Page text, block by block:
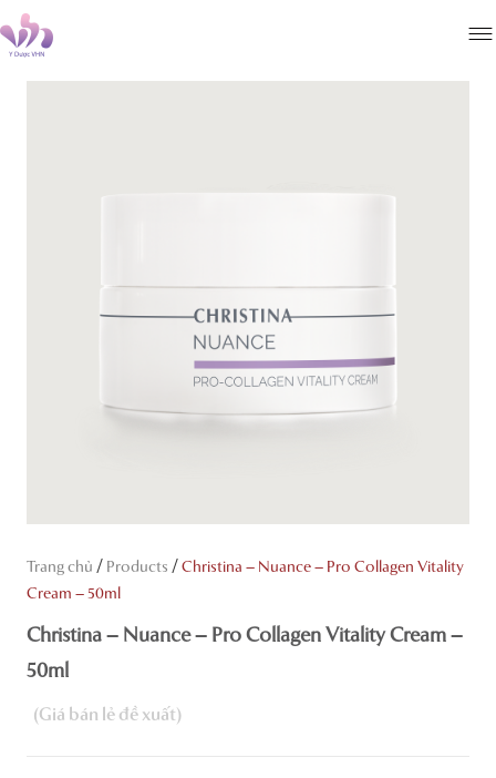
Trang chủ / Products / Christina – Nuance – Pro Collagen Vitality
Cream – 50ml
Christina – Nuance – Pro Collagen Vitality Cream –
50ml